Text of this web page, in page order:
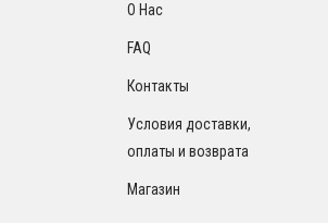
О Нас
FAQ
Контакты
Условия доставки,
оплаты и возврата
Магазин